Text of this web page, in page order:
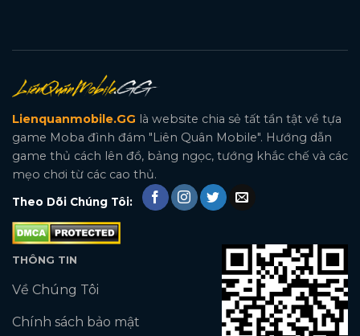
Lienquanmobile.GG là website chia sẻ tất tần tật về tựa
game Moba đình đám "Liên Quân Mobile". Hướng dẫn
game thủ cách lên đồ, bảng ngọc, tướng khắc chế và các
mẹo chơi từ các cao thủ.
Theo Dõi Chúng Tôi:
THÔNG TIN
Về Chúng Tôi
Chính sách bảo mật